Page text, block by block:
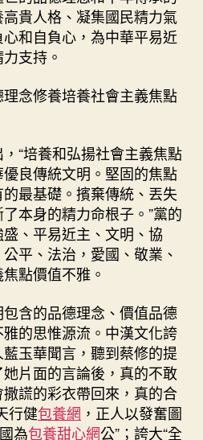
貴人格、凝集國民精力氣
和自負心，為中華平易近
支持。
念修養培養社會主義焦點
“培養和弘揚社會主義焦點
良傳統文明。堅固的焦點
最基礎。擯棄傳統、丟失
本身的精力命根子。”黨的
、平易近主、文明、協
平、法治，愛國、敬業、
點價值不雅。
含的品德理念、價值品德
的思惟源流。中漢文化誇
藍玉華聞言，聽到蔡修的提
片面的言論後，真的不敢
謊的彩衣帶回來，真的合
行健包養網 ，正人以發奮圖
為包養甜心網公”；誇大“全